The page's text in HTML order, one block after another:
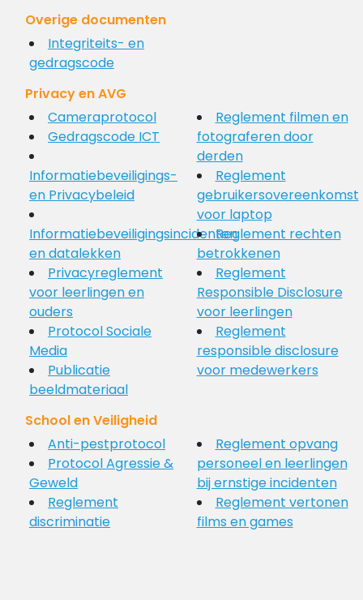
Overige documenten
Integriteits- en
gedragscode
Privacy en AVG
Cameraprotocol
Gedragscode ICT
Informatiebeveiligings-
en Privacybeleid
Informatiebeveiligingsincidenten
en datalekken
Privacyreglement
voor leerlingen en
ouders
Protocol Sociale
Media
Publicatie
beeldmateriaal
Reglement filmen en
fotograferen door
derden
Reglement
gebruikersovereenkomst
voor laptop
Reglement rechten
betrokkenen
Reglement
Responsible Disclosure
voor leerlingen
Reglement
responsible disclosure
voor medewerkers
School en Veiligheid
Anti-pestprotocol
Protocol Agressie &
Geweld
Reglement
discriminatie
Reglement opvang
personeel en leerlingen
bij ernstige incidenten
Reglement vertonen
films en games